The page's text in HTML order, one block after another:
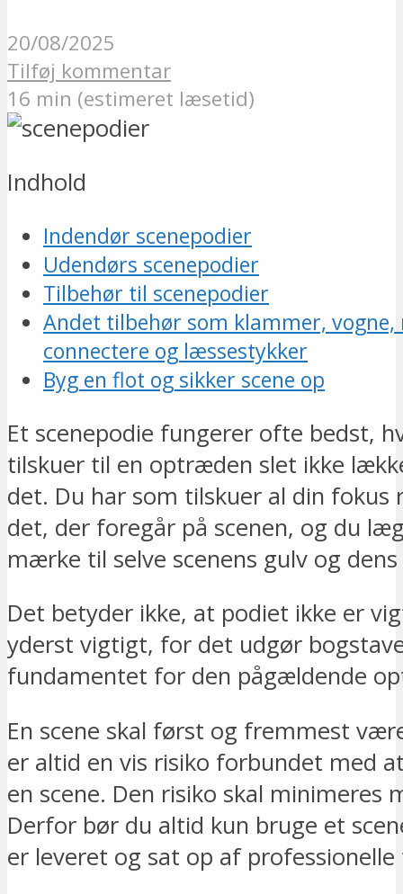
20/08/2025
Tilføj kommentar
16 min (estimeret læsetid)
Indhold
Indendør scenepodier
Udendørs scenepodier
Tilbehør til scenepodier
Andet tilbehør som klammer,
connectere og læssestykker
Byg en flot og sikker scene op
Et scenepodie fungerer ofte bedst,
tilskuer til en optræden slet ikke
det. Du har som tilskuer al din
det, der foregår på scenen, og du
mærke til selve scenens gulv og
Det betyder ikke, at podiet ikke er
yderst vigtigt, for det udgør
fundamentet for den pågældende
En scene skal først og fremmest
er altid en vis risiko forbundet med
en scene. Den risiko skal minimeres
Derfor bør du altid kun bruge et
er leveret og sat op af professionelle